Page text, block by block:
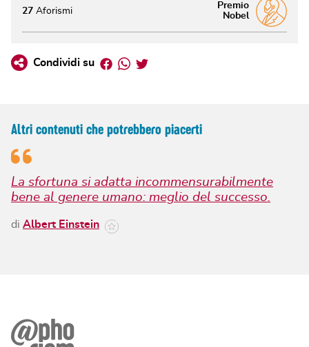
Premio
Nobel
27 Aforismi
Condividi su Facebook
Whatsapp
Twitter
Altri contenuti che potrebbero piacerti
La sfortuna si adatta incommensurabilmente
bene al genere umano: meglio del successo.
di Albert Einstein